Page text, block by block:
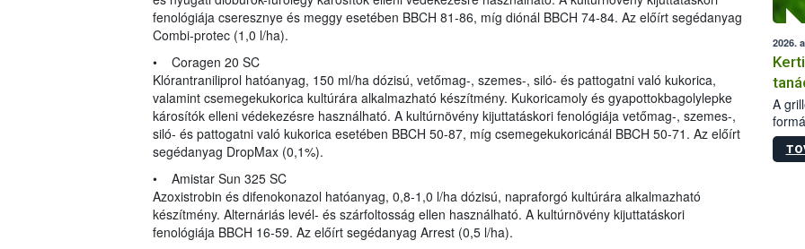
fenológiája cseresznye és meggy esetében BBCH 81-86, míg diónál BBCH 74-84. Az előírt segédanyag
Combi-protec (1,0 l/ha).
• Coragen 20 SC
Klórantraniliprol hatóanyag, 150 ml/ha dózisú, vetőmag-, szemes-, siló- és pattogatni való kukorica,
valamint csemegekukorica kultúrára alkalmazható készítmény. Kukoricamoly és gyapottokbagolylepke
károsítók elleni védekezésre használható. A kultúrnövény kijuttatáskori fenológiája vetőmag-, szemes-,
siló- és pattogatni való kukorica esetében BBCH 50-87, míg csemegekukoricánál BBCH 50-71. Az előírt
segédanyag DropMax (0,1%).
• Amistar Sun 325 SC
Azoxistrobin és difenokonazol hatóanyag, 0,8-1,0 l/ha dózisú, napraforgó kultúrára alkalmazható
készítmény. Alternáriás levél- és szárfoltosság ellen használható. A kultúrnövény kijuttatáskori
fenológiája BBCH 16-59. Az előírt segédanyag Arrest (0,5 l/ha).
2026.
A